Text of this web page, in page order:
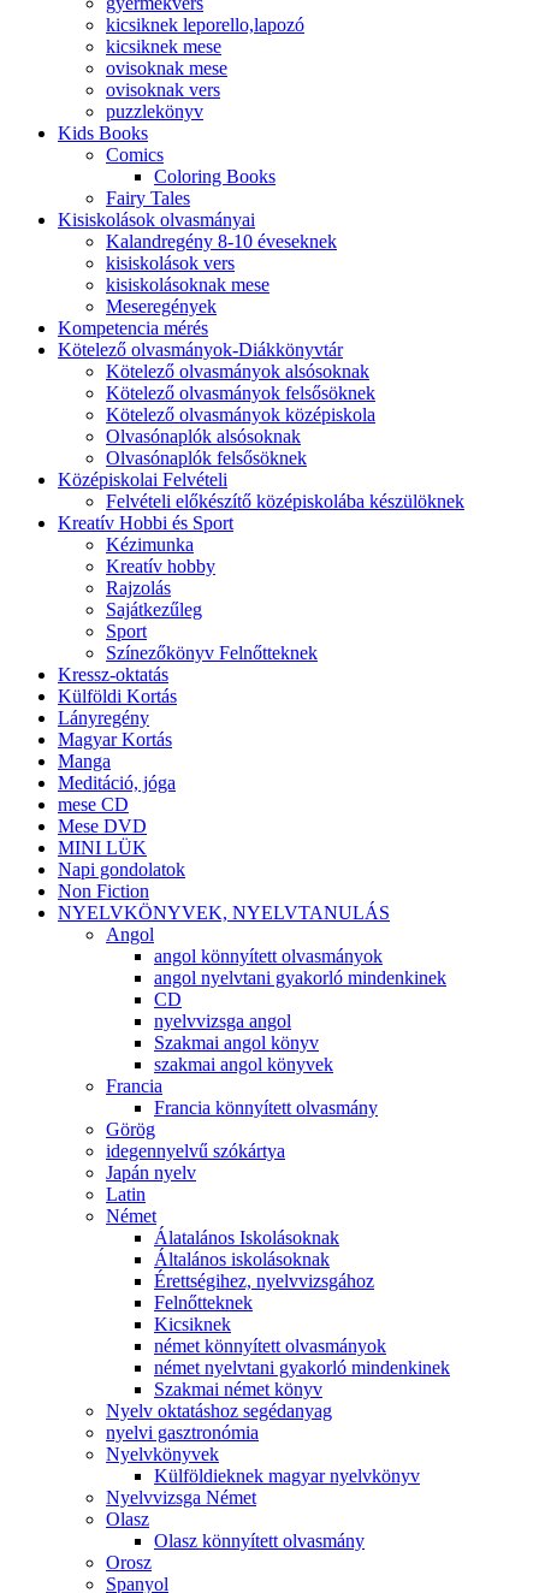
kicsiknek leporello,lapozó
kicsiknek mese
ovisoknak mese
ovisoknak vers
puzzlekönyv
Kids Books
Comics
Coloring Books
Fairy Tales
Kisiskolások olvasmányai
Kalandregény 8-10 éveseknek
kisiskolások vers
kisiskolásoknak mese
Meseregények
Kompetencia mérés
Kötelező olvasmányok-Diákkönyvtár
Kötelező olvasmányok alsósoknak
Kötelező olvasmányok felsősöknek
Kötelező olvasmányok középiskola
Olvasónaplók alsósoknak
Olvasónaplók felsősöknek
Középiskolai Felvételi
Felvételi előkészítő középiskolába készülöknek
Kreatív Hobbi és Sport
Kézimunka
Kreatív hobby
Rajzolás
Sajátkezűleg
Sport
Színezőkönyv Felnőtteknek
Kressz-oktatás
Külföldi Kortás
Lányregény
Magyar Kortás
Manga
Meditáció, jóga
mese CD
Mese DVD
MINI LÜK
Napi gondolatok
Non Fiction
NYELVKÖNYVEK, NYELVTANULÁS
Angol
angol könnyített olvasmányok
angol nyelvtani gyakorló mindenkinek
CD
nyelvvizsga angol
Szakmai angol könyv
szakmai angol könyvek
Francia
Francia könnyített olvasmány
Görög
idegennyelvű szókártya
Japán nyelv
Latin
Német
Álatalános Iskolásoknak
Általános iskolásoknak
Érettségihez, nyelvvizsgához
Felnőtteknek
Kicsiknek
német könnyített olvasmányok
német nyelvtani gyakorló mindenkinek
Szakmai német könyv
Nyelv oktatáshoz segédanyag
nyelvi gasztronómia
Nyelvkönyvek
Külföldieknek magyar nyelvkönyv
Nyelvvizsga Német
Olasz
Olasz könnyített olvasmány
Orosz
Spanyol